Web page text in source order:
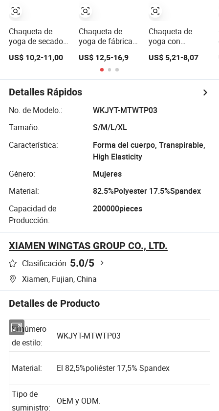
chándales,
chaqueta
deportiva
Chaqueta de
yoga de secado
cremallera en
fitness para
gimnasio, abrigo
mujeres
US$ 10,2-11,00
de yoga fitness
gruesa
Chaqueta de
yoga de fábrica
mujer, chaqueta
con capucha y
cordón, parte
superior slim de
US$ 12,5-16,9
Chaqueta de
yoga con
mujer, resistente,
sin restricciones
para el gimnasio
US$ 5,21-8,07
Detalles Rápidos
No. de Modelo.:
WKJYT-MTWTP03
Tamaño:
S/M/L/XL
Característica:
Forma del cuerpo, Transpirable,
High Elasticity
Género:
Mujeres
Material:
82.5%Polyester 17.5%Spandex
Capacidad de
Producción:
200000pieces
XIAMEN WINGTAS GROUP CO., LTD.
Clasificación 5.0/5
Xiamen, Fujian, China
Detalles de Producto
El número
de estilo:
Tipo de